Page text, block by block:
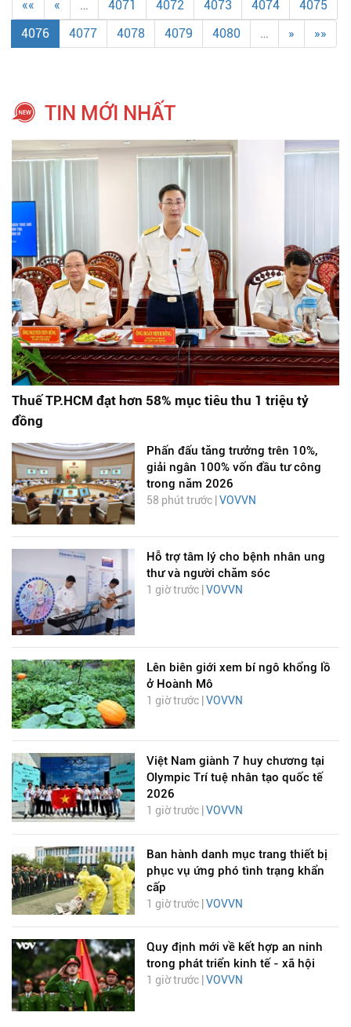
«« « … 4071 4072 4073 4074
4075
4076
4077 4078 4079 4080 … » »»
TIN MỚI NHẤT
Thuế TP.HCM đạt hơn 58% mục tiêu thu 1 triệu tỷ
đồng
Phấn đấu tăng trưởng trên 10%,
giải ngân 100% vốn đầu tư công
trong năm 2026
58 phút trước | VOVVN
Hỗ trợ tâm lý cho bệnh nhân ung
thư và người chăm sóc
1 giờ trước | VOVVN
Lên biên giới xem bí ngô khổng lồ
ở Hoành Mô
1 giờ trước | VOVVN
Việt Nam giành 7 huy chương tại
Olympic Trí tuệ nhân tạo quốc tế
2026
1 giờ trước | VOVVN
Ban hành danh mục trang thiết bị
phục vụ ứng phó tình trạng khẩn
cấp
1 giờ trước |VOVVN
Quy định mới về kết hợp an ninh
trong phát triển kinh tế - xã hội
1 giờ trước | VOVVN